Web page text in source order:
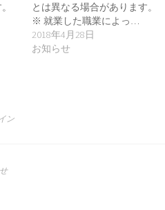
とは異なる場合があります。
※ 就業した職業によっ…
2018年4月28日
お知らせ
ン